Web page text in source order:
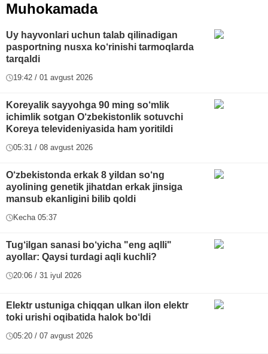
Muhokamada
Uy hayvonlari uchun talab qilinadigan
pasportning nusxa ko‘rinishi tarmoqlarda
tarqaldi
19:42 / 01 avgust 2026
Koreyalik sayyohga 90 ming so‘mlik
ichimlik sotgan O‘zbekistonlik sotuvchi
Koreya televideniyasida ham yoritildi
05:31 / 08 avgust 2026
O‘zbekistonda erkak 8 yildan so‘ng
ayolining genetik jihatdan erkak jinsiga
mansub ekanligini bilib qoldi
Kecha 05:37
Tug‘ilgan sanasi bo‘yicha "eng aqlli"
ayollar: Qaysi turdagi aqli kuchli?
20:06 / 31 iyul 2026
Elektr ustuniga chiqqan ulkan ilon elektr
toki urishi oqibatida halok bo‘ldi
05:20 / 07 avgust 2026